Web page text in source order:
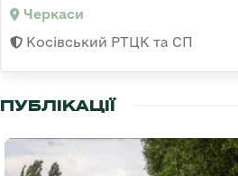
Черкаси
Косівський РТЦК та СП
ПУБЛІКАЦІЇ